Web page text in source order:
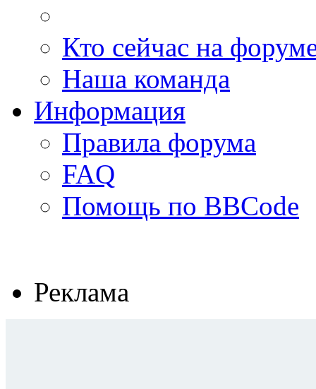
Кто сейчас на
Наша команда
Информация
Правила форума
FAQ
Помощь по BBCode
Реклама